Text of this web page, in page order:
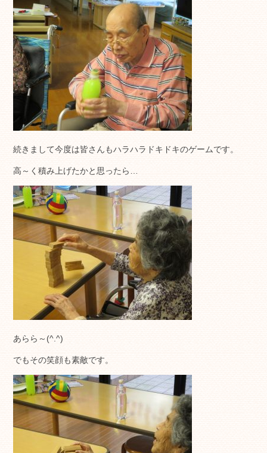
続きまして今度は皆さんもハラハラドキドキのゲームです。
高～く積み上げたかと思ったら…
あらら～(^.^)
でもその笑顔も素敵です。